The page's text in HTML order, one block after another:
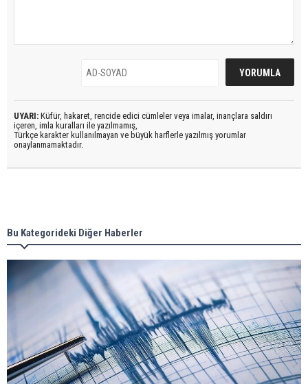
UYARI: Küfür, hakaret, rencide edici cümleler veya imalar, inançlara saldırı
içeren, imla kuralları ile yazılmamış,
Türkçe karakter kullanılmayan ve büyük harflerle yazılmış yorumlar
onaylanmamaktadır.
Bu Kategorideki Diğer Haberler